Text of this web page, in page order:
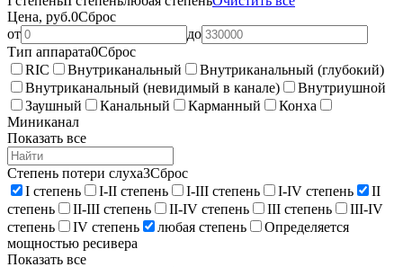
Цена, руб.0Сброс
от
до
Тип аппарата0Сброс
RIC
Внутриканальный
Внутриканальный (глубокий)
Внутриканальный (невидимый в канале)
Внутриушной
Заушный
Канальный Карманный
Конха
Миниканал
Показать все
Степень потери слуха3Сброс
I степень
I-II степень I-III степень I-IV степень
II
степень
II-III степень II-IV степень III степень
III-IV
степень
IV степень любая степень
Определяется
мощностью ресивера
Показать все